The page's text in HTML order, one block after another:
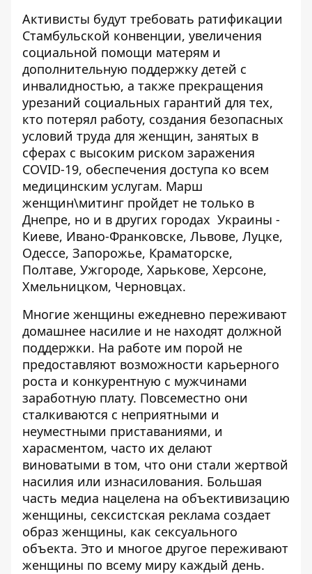
Активисты будут требовать ратификации
Стамбульской конвенции, увеличения
социальной помощи матерям и
дополнительную поддержку детей с
инвалидностью, а также прекращения
урезаний социальных гарантий для тех,
кто потерял работу, создания безопасных
условий труда для женщин, занятых в
сферах с высоким риском заражения
COVID-19, обеспечения доступа ко всем
медицинским услугам. Марш
женщин\митинг пройдет не только в
Днепре, но и в других городах Украины -
Киеве, Ивано-Франковске, Львове, Луцке,
Одессе, Запорожье, Краматорске,
Полтаве, Ужгороде, Харькове, Херсоне,
Хмельницком, Черновцах.
Многие женщины ежедневно переживают
домашнее насилие и не находят должной
поддержки. На работе им порой не
предоставляют возможности карьерного
роста и конкурентную с мужчинами
заработную плату. Повсеместно они
сталкиваются с неприятными и
неуместными приставаниями, и
харасментом, часто их делают
виноватыми в том, что они стали жертвой
насилия или изнасилования. Большая
часть медиа нацелена на объективизацию
женщины, сексистская реклама создает
образ женщины, как сексуального
объекта. Это и многое другое переживают
женщины по всему миру каждый день.